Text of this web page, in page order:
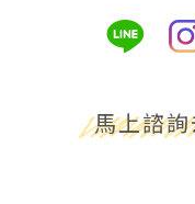
馬上諮